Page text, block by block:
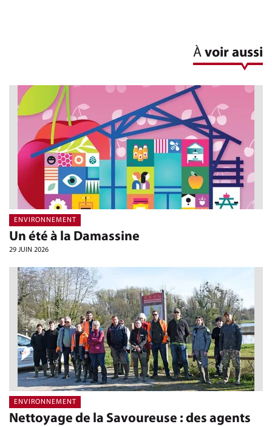
À voir aussi
Un été à la Damassine
29 JUIN 2026
ENVIRONNEMENT
Nettoyage de la Savoureuse : des agents
ENVIRONNEMENT